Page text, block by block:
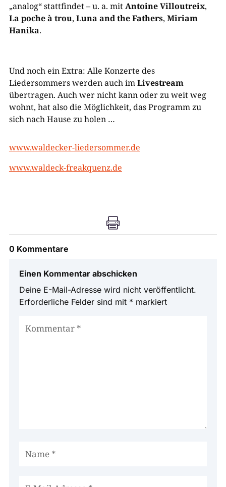
„analog“ stattfindet – u. a. mitAntoine Villoutreix,
La poche à trou, Luna and the Fathers, Miriam
Hanika.
Und noch ein Extra: Alle Konzerte des
Liedersommers werden auch imLivestream
übertragen. Auch wer nicht kann oder zu weit weg
wohnt, hat also die Möglichkeit, das Programm zu
sich nach Hause zu holen …
www.waldecker-liedersommer.de
www.waldeck-freakquenz.de

0 Kommentare
Einen Kommentar abschicken
Deine E-Mail-Adresse wird nicht veröffentlicht.
Erforderliche Felder sind mit * markiert